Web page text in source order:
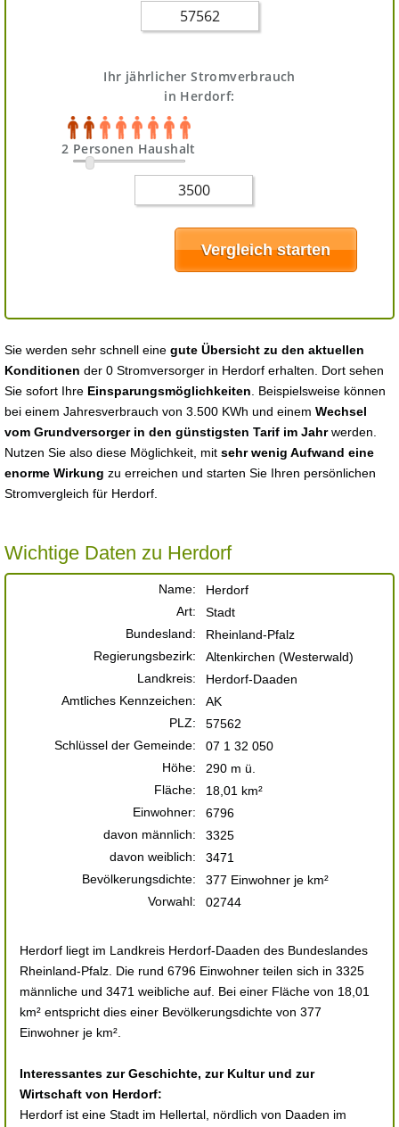
Ihr jährlicher Stromverbrauch
in Herdorf:
2 Personen Haushalt
Sie werden sehr schnell eine gute Übersicht zu den aktuellen
Konditionen der 0 Stromversorger in Herdorf erhalten. Dort sehen
Sie sofort Ihre Einsparungsmöglichkeiten . Beispielsweise können
bei einem Jahresverbrauch von 3.500 KWh und einem Wechsel
vom Grundversorger in den günstigsten Tarif im Jahrwerden.
Nutzen Sie also diese Möglichkeit, mit sehr wenig Aufwand eine
enorme Wirkung zu erreichen und starten Sie Ihren persönlichen
Stromvergleich für Herdorf.
Wichtige Daten zu Herdorf
Name:
Herdorf
Art:
Stadt
Bundesland:
Rheinland-Pfalz
Regierungsbezirk:
Altenkirchen (Westerwald)
Landkreis:
Herdorf-Daaden
Amtliches Kennzeichen:
AK
PLZ:
57562
Schlüssel der Gemeinde:
07 1 32 050
Höhe:
290 m ü.
Fläche:
18,01 km²
Einwohner:
6796
davon männlich:
3325
davon weiblich:
3471
Bevölkerungsdichte:
377 Einwohner je km²
Vorwahl:
02744
Herdorf liegt im Landkreis Herdorf-Daaden des Bundeslandes
Rheinland-Pfalz. Die rund 6796 Einwohner teilen sich in 3325
männliche und 3471 weibliche auf. Bei einer Fläche von 18,01
km² entspricht dies einer Bevölkerungsdichte von 377
Einwohner je km².
Interessantes zur Geschichte, zur Kultur und zur
Wirtschaft von Herdorf:
Herdorf ist eine Stadt im Hellertal, nördlich von Daaden im